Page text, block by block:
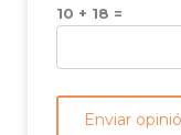
10 + 18 =